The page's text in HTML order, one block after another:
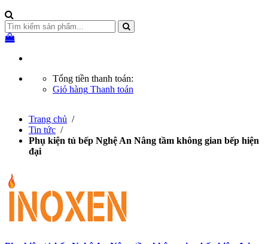
Tổng tiền thanh toán:
Giỏ hàng Thanh toán
Trang chủ /
Tin tức /
Phụ kiện tủ bếp Nghệ An Nâng tầm không gian bếp hiện
đại